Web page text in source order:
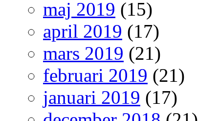
maj 2019 (15)
april 2019 (17)
mars 2019 (21)
februari 2019 (21)
januari 2019 (17)